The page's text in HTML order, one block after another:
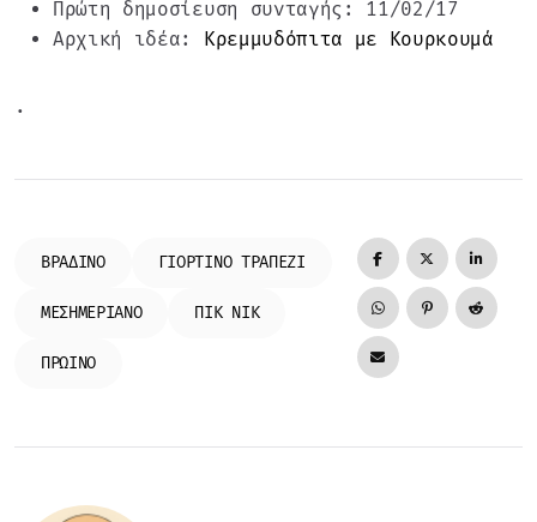
Πρώτη δημοσίευση συνταγής: 11/02/17
Αρχική ιδέα:
Κρεμμυδόπιτα με Κουρκουμά
.
ΒΡΑΔΙΝΌ ΓΙΟΡΤΙΝΌ ΤΡΑΠΈΖΙ
ΜΕΣΗΜΕΡΙΑΝΌ ΠΙΚ ΝΙΚ
ΠΡΩΙΝΌ